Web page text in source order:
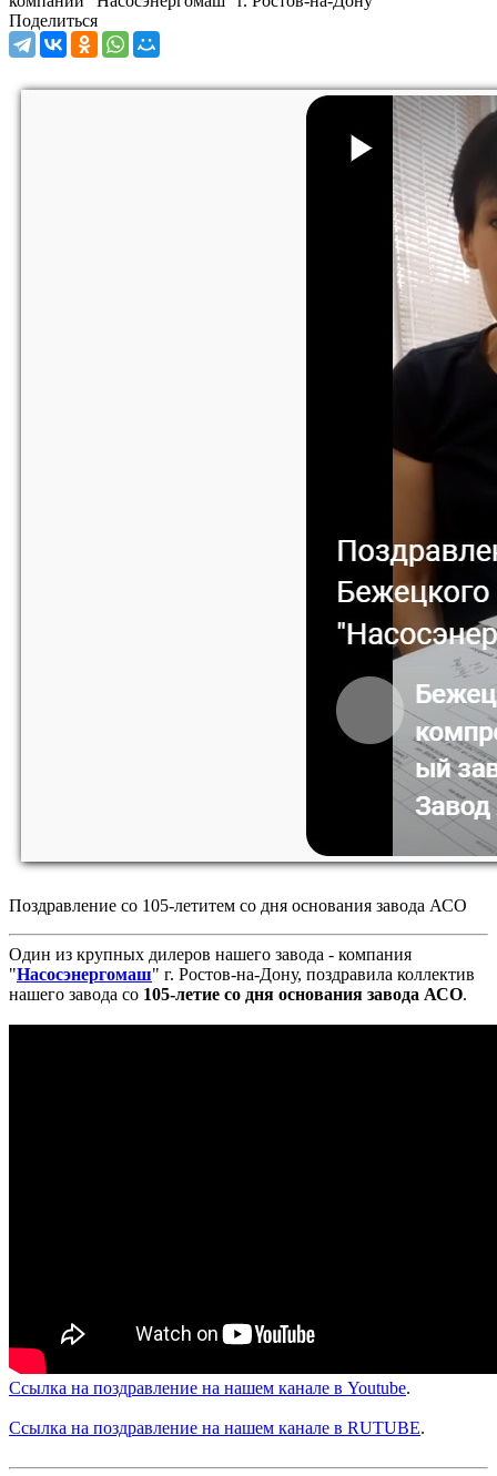
Поделиться
Поздравление со 105-летитем со дня основания завода АСО
Один из крупных дилеров нашего завода - компания
"Насосэнергомаш" г. Ростов-на-Дону, поздравила коллектив
нашего завода со 105-летие со дня основания завода АСО.
Ссылка на поздравление на нашем канале в Youtube.
Ссылка на поздравление на нашем канале в RUTUBE.